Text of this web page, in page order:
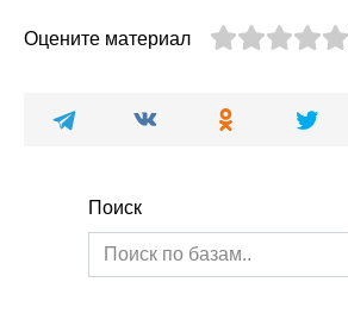
Оцените материал
Поиск